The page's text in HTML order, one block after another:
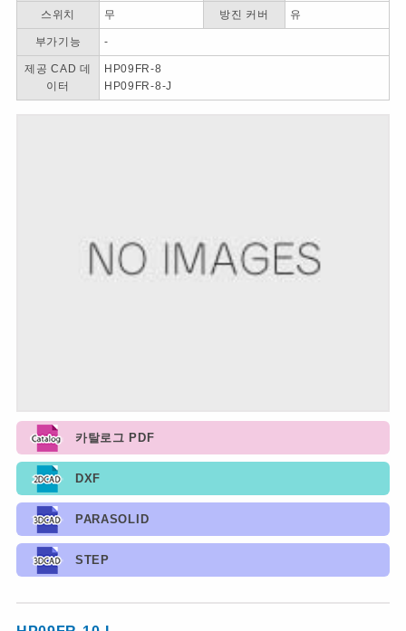
스위치 무 방진 커버 유
부가기능 -
제공 CAD 데
이터
HP09FR-8
HP09FR-8-J
카탈로그 PDF
DXF
PARASOLID
STEP